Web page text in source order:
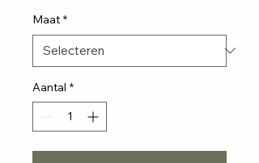
Maat *
Aantal *